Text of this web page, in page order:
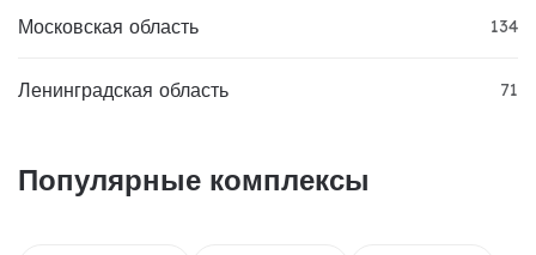
Московская область 134
Ленинградская область 71
Популярные комплексы